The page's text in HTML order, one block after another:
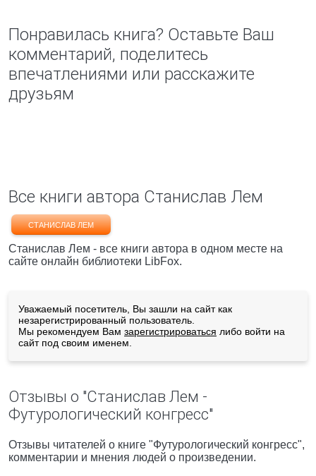
Понравилась книга? Оставьте Ваш
комментарий, поделитесь
впечатлениями или расскажите
друзьям
Все книги автора Станислав Лем
СТАНИСЛАВ ЛЕМ
Станислав Лем - все книги автора в одном месте на
сайте онлайн библиотеки LibFox.
Уважаемый посетитель, Вы зашли на сайт как
незарегистрированный пользователь.
Мы рекомендуем Вам зарегистрироваться либо войти на
сайт под своим именем.
Отзывы о "Станислав Лем -
Футурологический конгресс"
Отзывы читателей о книге "Футурологический конгресс",
комментарии и мнения людей о произведении.